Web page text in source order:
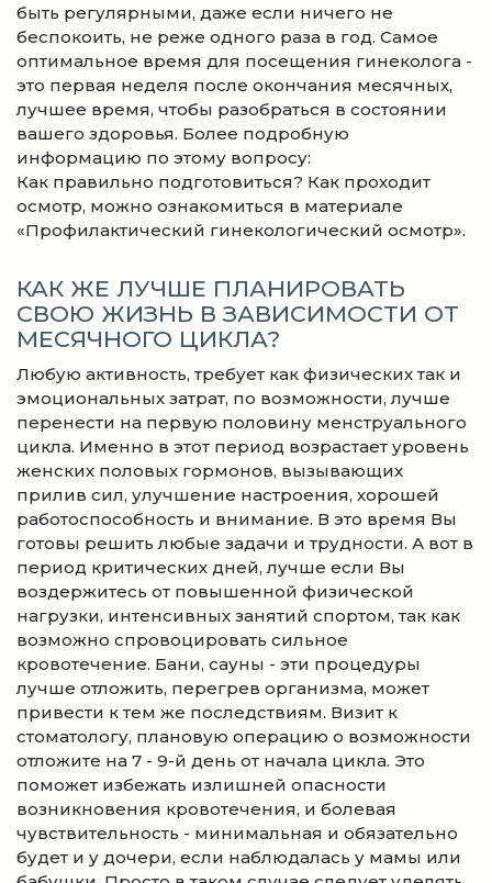
быть регулярными, даже если ничего не
беспокоить, не реже одного раза в год. Самое
оптимальное время для посещения гинеколога -
это первая неделя после окончания месячных,
лучшее время, чтобы разобраться в состоянии
вашего здоровья. Более подробную
информацию по этому вопросу:
Как правильно подготовиться? Как проходит
осмотр, можно ознакомиться в материале
«Профилактический гинекологический осмотр».
КАК ЖЕ ЛУЧШЕ ПЛАНИРОВАТЬ
СВОЮ ЖИЗНЬ В ЗАВИСИМОСТИ ОТ
МЕСЯЧНОГО ЦИКЛА?
Любую активность, требует как физических так и
эмоциональных затрат, по возможности, лучше
перенести на первую половину менструального
цикла. Именно в этот период возрастает уровень
женских половых гормонов, вызывающих
прилив сил, улучшение настроения, хорошей
работоспособность и внимание. В это время Вы
готовы решить любые задачи и трудности. А вот в
период критических дней, лучше если Вы
воздержитесь от повышенной физической
нагрузки, интенсивных занятий спортом, так как
возможно спровоцировать сильное
кровотечение. Бани, сауны - эти процедуры
лучше отложить, перегрев организма, может
привести к тем же последствиям. Визит к
стоматологу, плановую операцию о возможности
отложите на 7 - 9-й день от начала цикла. Это
поможет избежать излишней опасности
возникновения кровотечения, и болевая
чувствительность - минимальная и обязательно
будет и у дочери, если наблюдалась у мамы или